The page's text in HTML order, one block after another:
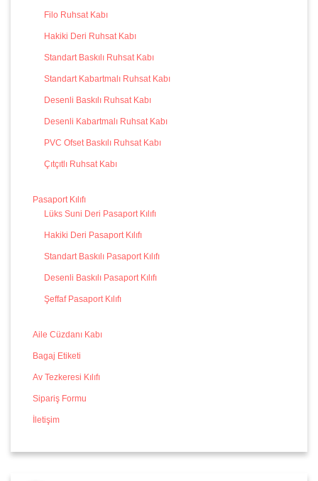
Filo Ruhsat Kabı
Hakiki Deri Ruhsat Kabı
Standart Baskılı Ruhsat Kabı
Standart Kabartmalı Ruhsat Kabı
Desenli Baskılı Ruhsat Kabı
Desenli Kabartmalı Ruhsat Kabı
PVC Ofset Baskılı Ruhsat Kabı
Çıtçıtlı Ruhsat Kabı
Pasaport Kılıfı
Lüks Suni Deri Pasaport Kılıfı
Hakiki Deri Pasaport Kılıfı
Standart Baskılı Pasaport Kılıfı
Desenli Baskılı Pasaport Kılıfı
Şeffaf Pasaport Kılıfı
Aile Cüzdanı Kabı
Bagaj Etiketi
Av Tezkeresi Kılıfı
Sipariş Formu
İletişim